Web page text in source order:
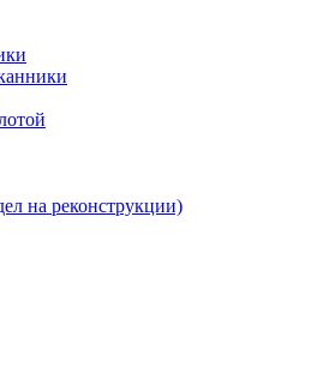
на реконструкции)